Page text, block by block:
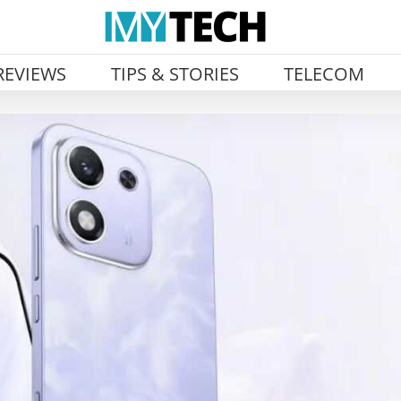
TIPS & STORIES TELECOM